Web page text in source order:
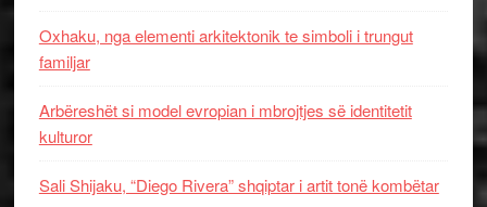
Oxhaku, nga elementi arkitektonik te simboli i trungut
familjar
Arbëreshët si model evropian i mbrojtjes së identitetit
kulturor
Sali Shijaku, “Diego Rivera” shqiptar i artit tonë kombëtar